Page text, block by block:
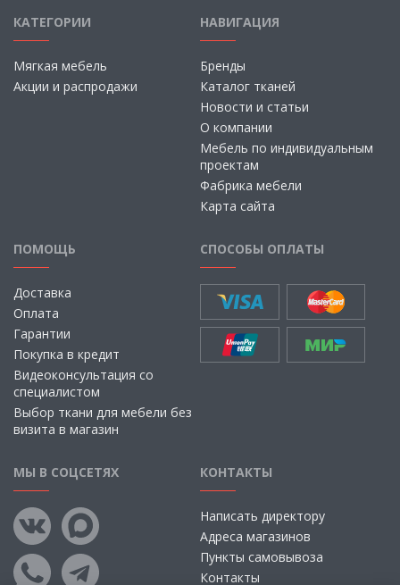
КАТЕГОРИИ
Мягкая мебель
Акции и распродажи
НАВИГАЦИЯ
Бренды
Каталог тканей
Новости и статьи
О компании
Мебель по индивидуальным
проектам
Фабрика мебели
Карта сайта
ПОМОЩЬ
Доставка
Оплата
Гарантии
Покупка в кредит
Видеоконсультация со
специалистом
Выбор ткани для мебели без
визита в магазин
СПОСОБЫ ОПЛАТЫ
МЫ В СОЦСЕТЯХ КОНТАКТЫ
Написать директору
Адреса магазинов
Пункты самовывоза
Контакты